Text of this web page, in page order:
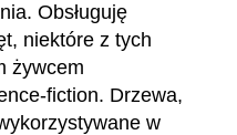
Obsługuję
niektóre z tych
żywcem
fiction. Drzewa,
w